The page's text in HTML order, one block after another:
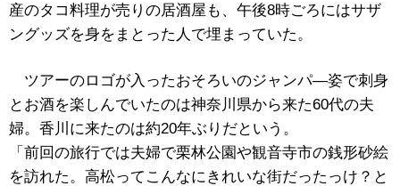
産のタコ料理が売りの居酒屋も、午後8時ごろにはサザ
ングッズを身をまとった人で埋まっていた。
ツアーのロゴが入ったおそろいのジャンパ―姿で刺身
とお酒を楽しんでいたのは神奈川県から来た60代の夫
婦。香川に来たのは約20年ぶりだという。
「前回の旅行では夫婦で栗林公園や観音寺市の銭形砂絵
を訪れた。高松ってこんなにきれいな街だったっけ？と